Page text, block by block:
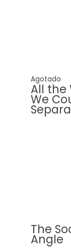
Agotado
All the
We
The
Angle